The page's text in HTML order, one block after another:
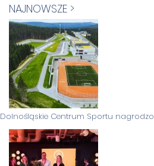
NAJNOWSZE >
Dolnośląskie Centrum Sportu